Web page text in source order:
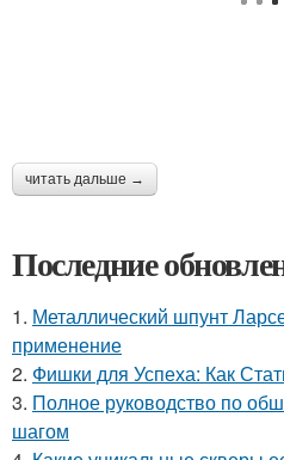
читать дальше →
Последние
1. Металлический шпунт
применение
2. Фишки для Успеха: Как
3. Полное руководство по
шагом